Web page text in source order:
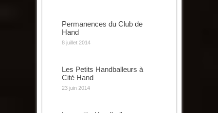
Permanences du Club de
Hand
8 juillet 2014
Les Petits Handballeurs à
Cité Hand
23 juin 2014